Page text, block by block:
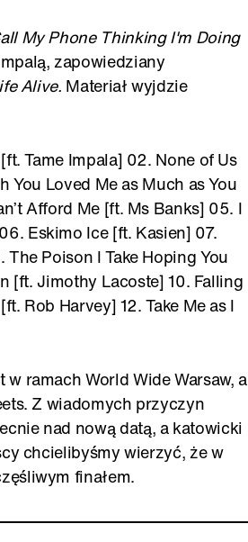
My Phone Thinking I'm Doing
zapowiedziany
Alive. Materiał wyjdzie
Tame Impala] 02. None of Us
Loved Me as Much as You
Afford Me [ft. Ms Banks] 05. I
Eskimo Ice [ft. Kasien] 07.
Poison I Take Hoping You
[ft. Jimothy Lacoste] 10. Falling
Rob Harvey] 12. Take Me as I
ramach World Wide Warsaw, a
Z wiadomych przyczyn
nad nową datą, a katowicki
chcielibyśmy wierzyć, że w
finałem.